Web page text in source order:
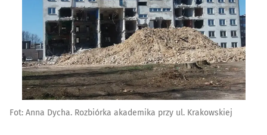
Fot: Anna Dycha. Rozbiórka akademika przy ul. Krakowskiej